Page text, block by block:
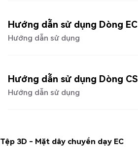
Hướng dẫn sử dụng Dòng EC
Hướng dẫn sử dụng
Hướng dẫn sử dụng Dòng CS
Hướng dẫn sử dụng
Tệp 3D - Mặt dây chuyền dạy EC